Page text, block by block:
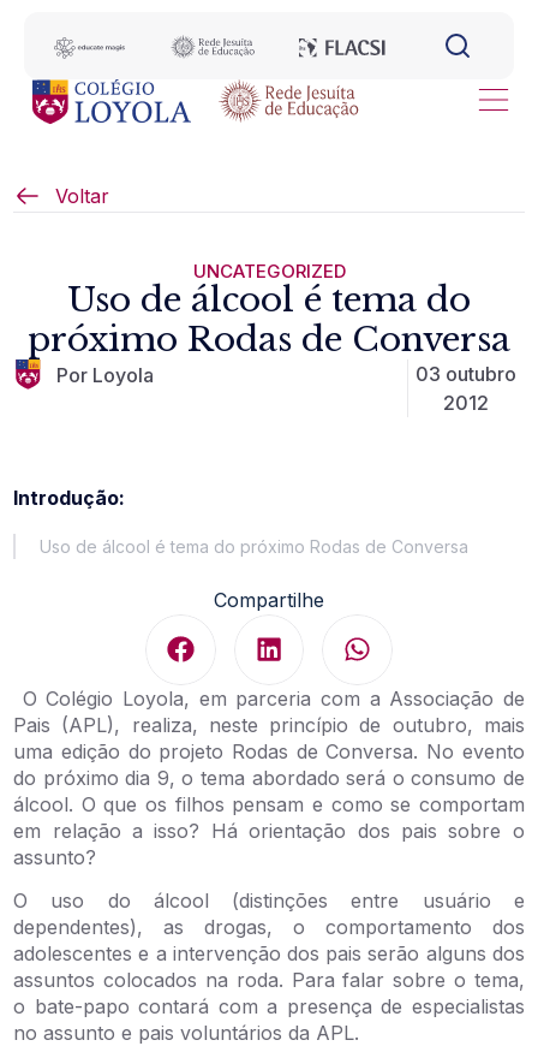
Voltar
UNCATEGORIZED
Uso de álcool é tema do
próximo Rodas de Conversa
Por Loyola
03 outubro
2012
Introdução:
Uso de álcool é tema do próximo Rodas de Conversa
Compartilhe
O Colégio Loyola, em parceria com a Associação de
Pais (APL), realiza, neste princípio de outubro, mais
uma edição do projeto Rodas de Conversa. No evento
do próximo dia 9, o tema abordado será o consumo de
álcool. O que os filhos pensam e como se comportam
em relação a isso? Há orientação dos pais sobre o
assunto?
O uso do álcool (distinções entre usuário e
dependentes), as drogas, o comportamento dos
adolescentes e a intervenção dos pais serão alguns dos
assuntos colocados na roda. Para falar sobre o tema,
o bate-papo contará com a presença de especialistas
no assunto e pais voluntários da APL.